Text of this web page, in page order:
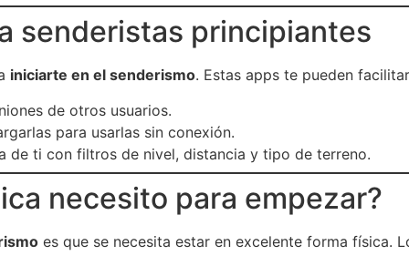
senderistas principiantes
iniciarte en el senderismo. Estas apps te pueden
de otros usuarios.
para usarlas sin conexión.
de ti con filtros de nivel, distancia y tipo de terreno.
necesito para empezar?
es que se necesita estar en excelente forma física.